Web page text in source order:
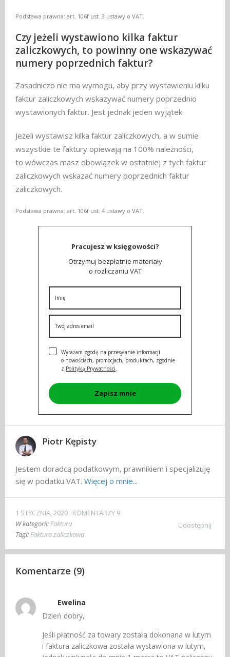
Podstawa prawna: art. 106f ust. 3 ustawy o VAT.
Czy jeżeli wystawiono kilka faktur
zaliczkowych, to powinny one wskazywać
numery poprzednich faktur?
Zasadniczo nie ma wymogu, aby przy wystawieniu kilku
faktur zaliczkowych wskazywać numery poprzednio
wystawionych faktur. Jest jednak jeden wyjątek.
Jeżeli wystawisz kilka faktur zaliczkowych, a w sumie
wszystkie te faktury opiewają na 100% należności,
to wówczas masz obowiązek w ostatniej z tych faktur
zaliczkowych wskazać numery poprzednich faktur
zaliczkowych.
Podstawa prawna: art. 106f ust. 4 ustawy o VAT.
Pracujesz w księgowości?
Otrzymuj bezpłatnie materiały
o rozliczaniu VAT
Wyrażam zgodę na przesyłanie informacji
o nowościach, promocjach, produktach, zgodnie
z Polityką Prywatności
Zapisz mnie
Piotr Kępisty
Jestem doradcą podatkowym, prawnikiem i specjalizuję
się w podatku VAT. Więcej o mnie...
1 STYCZNIA, 2020 KOMENTARZY 9
W kategorii:Faktura
Tagi:Faktura zaliczkowa
Udostępnij
Komentarze (9)
Ewelina
Dzień dobry,
Jeśli płatność za towary została dokonana w lutym
i faktura zaliczkowa została wystawiona w lutym,